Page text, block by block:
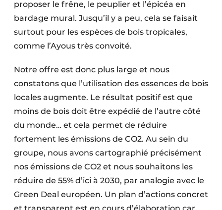
proposer le frêne, le peuplier et l’épicéa en
bardage mural. Jusqu’il y a peu, cela se faisait
surtout pour les espèces de bois tropicales,
comme l’Ayous très convoité.
Notre offre est donc plus large et nous
constatons que l’utilisation des essences de bois
locales augmente. Le résultat positif est que
moins de bois doit être expédié de l’autre côté
du monde… et cela permet de réduire
fortement les émissions de CO2. Au sein du
groupe, nous avons cartographié précisément
nos émissions de CO2 et nous souhaitons les
réduire de 55% d’ici à 2030, par analogie avec le
Green Deal européen. Un plan d’actions concret